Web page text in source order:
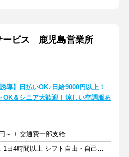
ービス 鹿児島営業所
誘導】日払いOK♪日給9000円以上！
OK＆シニア大歓迎！涼しい空調服あ
～ + 交通費一部支給
週1日以上 1日4時間以上 シフト自由・自己申告